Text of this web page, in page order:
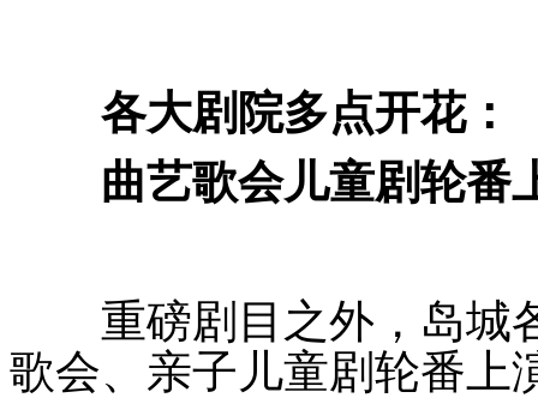
各大剧院多点开花：
曲艺歌会儿童剧轮番
重磅剧目之外，岛城
歌会、亲子儿童剧轮番上